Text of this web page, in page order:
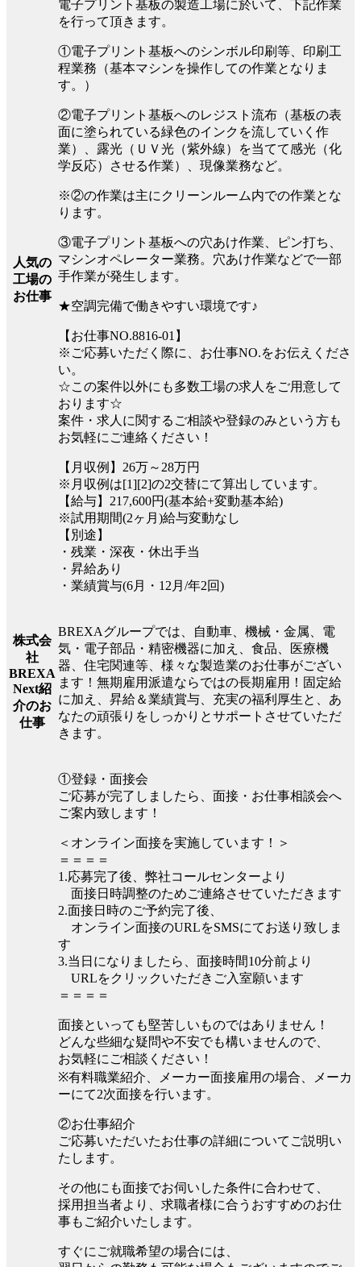
人気の
工場の
お仕事
電子プリント基板の製造工場に於いて、下記作業
を行って頂きます。
①電子プリント基板へのシンボル印刷等、印刷工
程業務（基本マシンを操作しての作業となりま
す。）
②電子プリント基板へのレジスト流布（基板の表
面に塗られている緑色のインクを流していく作
業）、露光（ＵＶ光（紫外線）を当てて感光（化
学反応）させる作業）、現像業務など。
※②の作業は主にクリーンルーム内での作業とな
ります。
③電子プリント基板への穴あけ作業、ピン打ち、
マシンオペレーター業務。穴あけ作業などで一部
手作業が発生します。
★空調完備で働きやすい環境です♪
【お仕事NO.8816-01】
※ご応募いただく際に、お仕事NO.をお伝えくださ
い。
☆この案件以外にも多数工場の求人をご用意して
おります☆
案件・求人に関するご相談や登録のみという方も
お気軽にご連絡ください！
【月収例】26万～28万円
※月収例は[1][2]の2交替にて算出しています。
【給与】217,600円(基本給+変動基本給)
※試用期間(2ヶ月)給与変動なし
【別途】
・残業・深夜・休出手当
・昇給あり
・業績賞与(6月・12月/年2回)
株式会
社
BREXA
Next紹
介のお
仕事
BREXAグループでは、自動車、機械・金属、電
気・電子部品・精密機器に加え、食品、医療機
器、住宅関連等、様々な製造業のお仕事がござい
ます！無期雇用派遣ならではの長期雇用！固定給
に加え、昇給＆業績賞与、充実の福利厚生と、あ
なたの頑張りをしっかりとサポートさせていただ
きます。
①登録・面接会
ご応募が完了しましたら、面接・お仕事相談会へ
ご案内致します！
＜オンライン面接を実施しています！＞
＝＝＝＝
1.応募完了後、弊社コールセンターより
面接日時調整のためご連絡させていただきます
2.面接日時のご予約完了後、
オンライン面接のURLをSMSにてお送り致しま
す
3.当日になりましたら、面接時間10分前より
URLをクリックいただきご入室願います
＝＝＝＝
面接といっても堅苦しいものではありません！
どんな些細な疑問や不安でも構いませんので、
お気軽にご相談ください！
※有料職業紹介、メーカー面接雇用の場合、メーカ
ーにて2次面接を行います。
②お仕事紹介
ご応募いただいたお仕事の詳細についてご説明い
たします。
その他にも面接でお伺いした条件に合わせて、
採用担当者より、求職者様に合うおすすめのお仕
事もご紹介いたします。
すぐにご就職希望の場合には、